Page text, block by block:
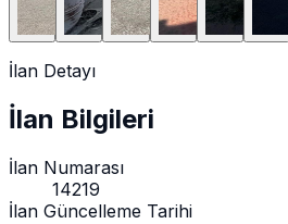
İlan Detayı
İlan Bilgileri
İlan Numarası
14219
İlan Güncelleme Tarihi